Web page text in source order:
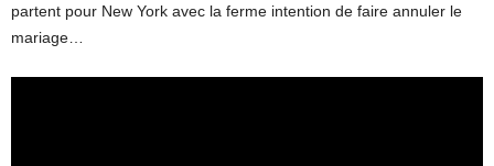
partent pour New York avec la ferme intention de faire annuler le
mariage…